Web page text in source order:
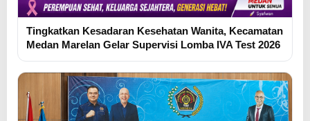
Tingkatkan Kesadaran Kesehatan Wanita, Kecamatan
Medan Marelan Gelar Supervisi Lomba IVA Test 2026